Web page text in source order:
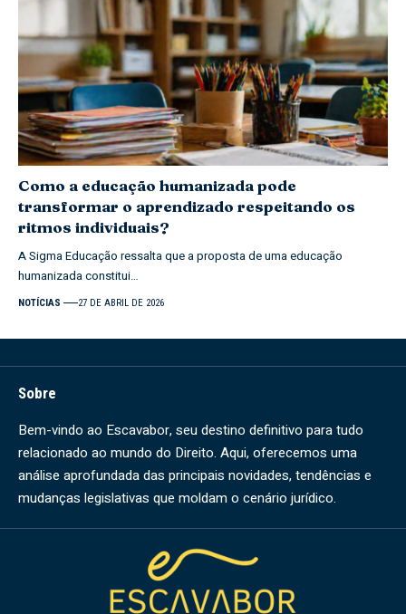
Como a educação humanizada pode
transformar o aprendizado respeitando os
ritmos individuais?
A Sigma Educação ressalta que a proposta de uma educação
humanizada constitui…
NOTÍCIAS 27 DE ABRIL DE 2026
Sobre
Bem-vindo ao Escavabor, seu destino definitivo para tudo
relacionado ao mundo do Direito. Aqui, oferecemos uma
análise aprofundada das principais novidades, tendências e
mudanças legislativas que moldam o cenário jurídico.